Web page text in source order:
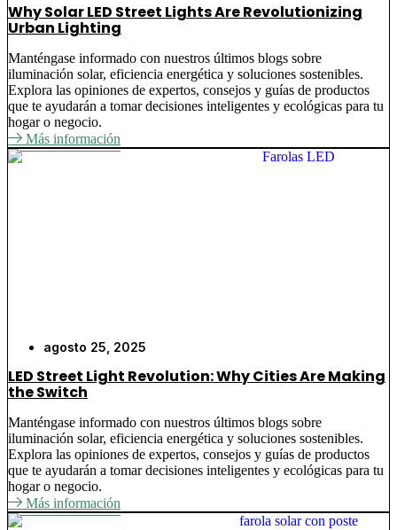
Why Solar LED Street Lights Are Revolutionizing
Urban Lighting
Manténgase informado con nuestros últimos blogs sobre
iluminación solar, eficiencia energética y soluciones sostenibles.
Explora las opiniones de expertos, consejos y guías de productos
que te ayudarán a tomar decisiones inteligentes y ecológicas para tu
hogar o negocio.
Más información
agosto 25, 2025
LED Street Light Revolution: Why Cities Are Making
the Switch
Manténgase informado con nuestros últimos blogs sobre
iluminación solar, eficiencia energética y soluciones sostenibles.
Explora las opiniones de expertos, consejos y guías de productos
que te ayudarán a tomar decisiones inteligentes y ecológicas para tu
hogar o negocio.
Más información